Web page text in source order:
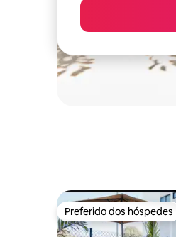
Preferido dos hóspedes
Preferido dos hóspedes